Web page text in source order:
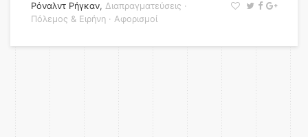
Ρόναλντ Ρήγκαν, Διαπραγματεύσεις ·
Πόλεμος & Ειρήνη · Αφορισμοί